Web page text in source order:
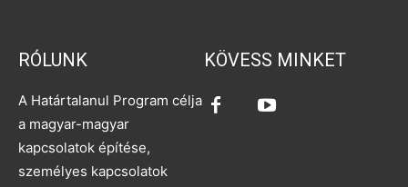
RÓLUNK
A Határtalanul Program célja
a magyar-magyar
kapcsolatok építése,
személyes kapcsolatok
KÖVESS MINKET